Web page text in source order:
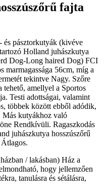
fajta
és pásztorkutyák (kivéve
Holland juhászkutya
Dog-Long haired Dog) FCI
marmagassága 56cm, míg a
tekintve Nagy. Szőre
tehető, amellyel a Sportos
Testi adottságai, valamint
többek között ebből adódik,
Más kutyákhoz való
Rendkívüli. Ragaszkodás
juhászkutya hosszúszőrű
/ lakásban) Ház a
hogy jellemzően
tanulásra és sétálásra,